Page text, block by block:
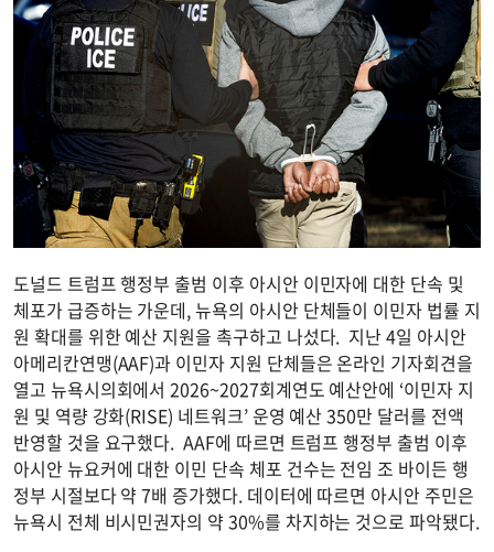
도널드 트럼프 행정부 출범 이후 아시안 이민자에 대한 단속 및
체포가 급증하는 가운데, 뉴욕의 아시안 단체들이 이민자 법률 지
원 확대를 위한 예산 지원을 촉구하고 나섰다. 지난 4일 아시안
아메리칸연맹(AAF)과 이민자 지원 단체들은 온라인 기자회견을
열고 뉴욕시의회에서 2026~2027회계연도 예산안에 ‘이민자 지
원 및 역량 강화(RISE) 네트워크’ 운영 예산 350만 달러를 전액
반영할 것을 요구했다. AAF에 따르면 트럼프 행정부 출범 이후
아시안 뉴요커에 대한 이민 단속 체포 건수는 전임 조 바이든 행
정부 시절보다 약 7배 증가했다. 데이터에 따르면 아시안 주민은
뉴욕시 전체 비시민권자의 약 30%를 차지하는 것으로 파악됐다.